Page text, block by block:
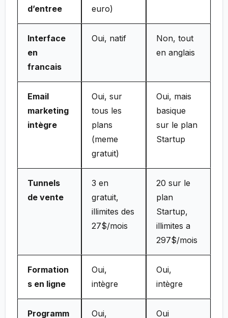
d’entree
euro)
Interface
en
francais
Oui, natif
Non, tout
en anglais
Email
marketing
intègre
Oui, sur
tous les
plans
(meme
gratuit)
Oui, mais
basique
sur le plan
Startup
Tunnels
de vente
3 en
gratuit,
illimites des
27$/mois
20 sur le
plan
Startup,
illimites a
297$/mois
Formation
s en ligne
Oui,
intègre
Oui,
intègre
Programm Oui, Oui